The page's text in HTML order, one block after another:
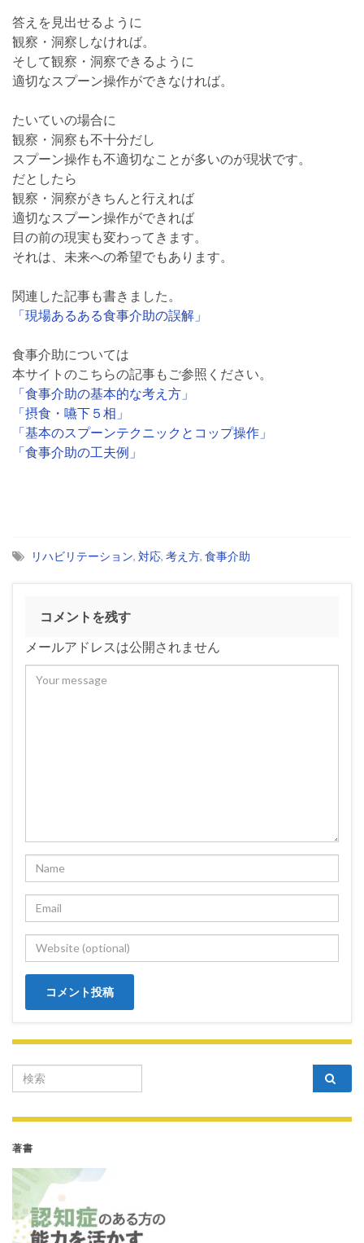
答えを見出せるように
観察・洞察しなければ。
そして観察・洞察できるように
適切なスプーン操作ができなければ。
たいていの場合に
観察・洞察も不十分だし
スプーン操作も不適切なことが多いのが現状です。
だとしたら
観察・洞察がきちんと行えれば
適切なスプーン操作ができれば
目の前の現実も変わってきます。
それは、未来への希望でもあります。
関連した記事も書きました。
「現場あるある食事介助の誤解」
食事介助については
本サイトのこちらの記事もご参照ください。
「食事介助の基本的な考え方」
「摂食・嚥下５相」
「基本のスプーンテクニックとコップ操作」
「食事介助の工夫例」
リハビリテーション, 対応, 考え方, 食事介助
コメントを残す
メールアドレスは公開されません
Search for:
著書